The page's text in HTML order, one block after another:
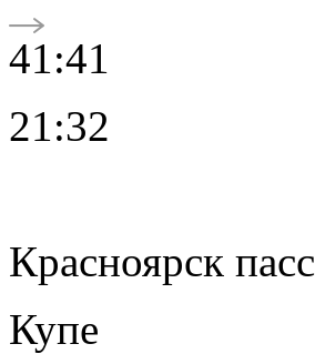
41:41
21:32
Красноярск пасс
Купе